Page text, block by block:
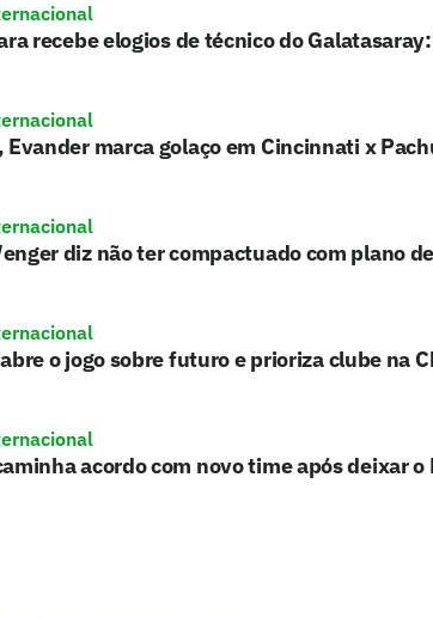
recebe elogios de técnico do
Evander marca golaço em Cincinnati x
diz não ter compactuado com plano
o jogo sobre futuro e prioriza clube na
acordo com novo time após deixar o